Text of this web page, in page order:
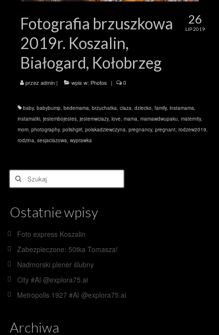
26
LIP 2019
Fotografia brzuszkowa
2019r. Koszalin,
Białogard, Kołobrzeg
przez admin | wpis w: Photos | 0
baby, babybump, bedemama, brzuchatka, ciaza, dziecko, family, instamama,
instamatki, jestembojestes, jestemwciazy, love, mama, mamawdwupaku, maternity,
mom, photography, polishgirl, polskadziewczyna, pregnancy, pregnant, rodzew2019,
rodzina, sesjaciazowa, wyprawka
Szuklaj
w:
Ostatnie wpisy
Foto express Koszalin
Zabezpieczone: 50tka Tomasza!
Nadmorski plener ślubny
City #AI @explora75.ai
Metropolis 1927 #AI @explora75.ai
Archiwa